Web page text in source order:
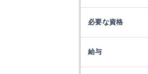
必要な資格
給与